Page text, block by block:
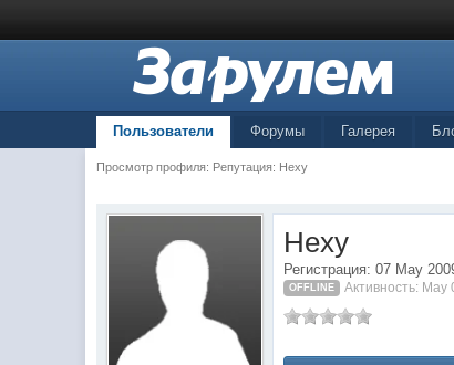
Пользователи Форумы Галерея
Просмотр профиля: Репутация: Hexy
Hexy
Регистрация: 07 May
OFFLINE Активность: May